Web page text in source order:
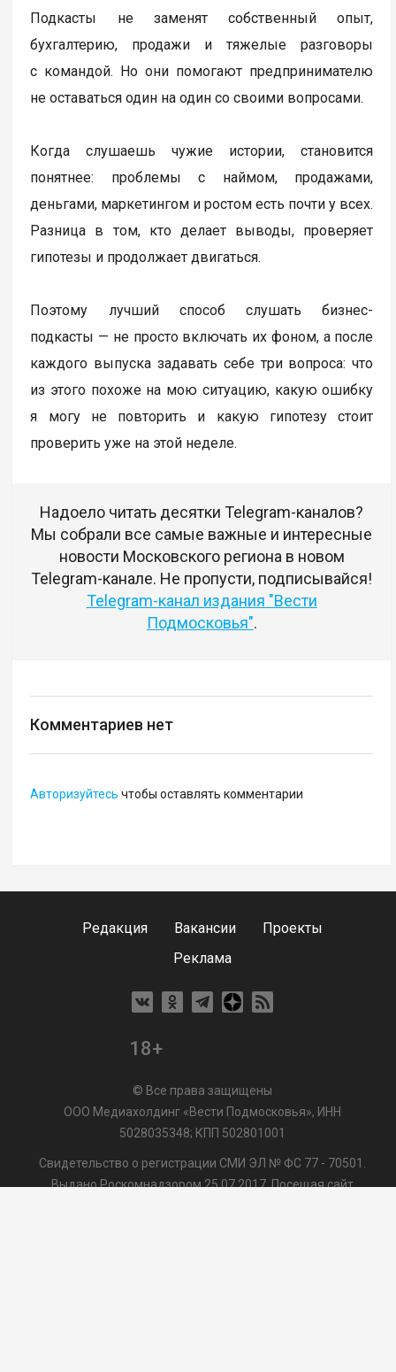
Подкасты не заменят собственный опыт,
бухгалтерию, продажи и тяжелые разговоры
с командой. Но они помогают предпринимателю
не оставаться один на один со своими вопросами.
Когда слушаешь чужие истории, становится
понятнее: проблемы с наймом, продажами,
деньгами, маркетингом и ростом есть почти у всех.
Разница в том, кто делает выводы, проверяет
гипотезы и продолжает двигаться.
Поэтому лучший способ слушать бизнес-
подкасты — не просто включать их фоном, а после
каждого выпуска задавать себе три вопроса: что
из этого похоже на мою ситуацию, какую ошибку
я могу не повторить и какую гипотезу стоит
проверить уже на этой неделе.
Надоело читать десятки Telegram-каналов?
Мы собрали все самые важные и интересные
новости Московского региона в новом
Telegram-канале. Не пропусти, подписывайся!
Telegram-канал издания "Вести
Подмосковья".
Комментариев нет
Авторизуйтесь чтобы оставлять комментарии
Редакция Вакансии
Проекты
Реклама
18+
© Все права защищены
ООО Медиахолдинг «Вести Подмосковья», ИНН
5028035348; КПП 502801001
Свидетельство о регистрации СМИ ЭЛ № ФС 77 - 70501.
Выдано Роскомнадзором 25.07.2017. Посещая сайт